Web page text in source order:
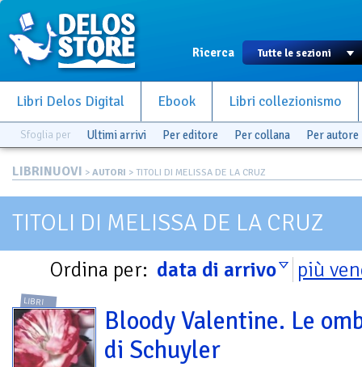
Ricerca
Libri Delos Digital Ebook Libri collezionismo
Sfoglia per Ultimi arrivi Per editore Per collana Per autore
LIBRINUOVI > AUTORI > TITOLI DI MELISSA DE LA CRUZ
TITOLI DI MELISSA DE LA CRUZ
Ordina per: data di arrivo più
LIBRI
Bloody Valentine. Le
di Schuyler